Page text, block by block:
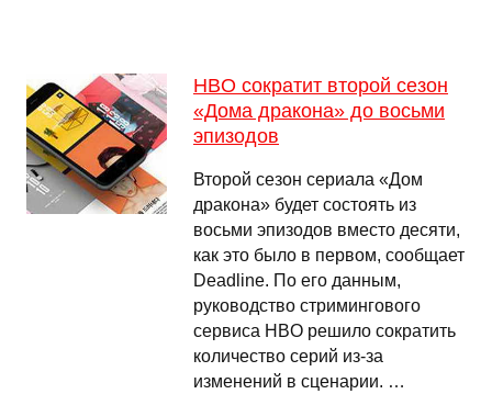
HBO сократит второй сезон
«Дома дракона» до восьми
эпизодов
Второй сезон сериала «Дом
дракона» будет состоять из
восьми эпизодов вместо десяти,
как это было в первом, сообщает
Deadline. По его данным,
руководство стримингового
сервиса HBO решило сократить
количество серий из-за
изменений в сценарии. …